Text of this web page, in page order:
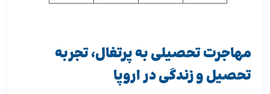
مهاجرت تحصیلی به پرتغال، تجربه
تحصیل و زندگی در اروپا